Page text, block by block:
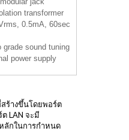
transformer
0.5mA, 60sec
grade sound tuning
power supply
ร้างขึ้นโดยพอร์ต
LAN จะมี
ลักในการกำหนด